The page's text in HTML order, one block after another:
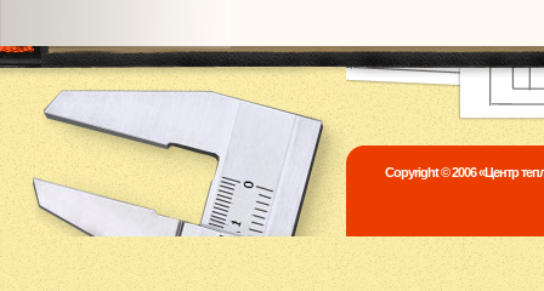
Copyright © 2006 «Центр